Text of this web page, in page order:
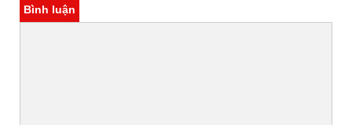
Bình luận